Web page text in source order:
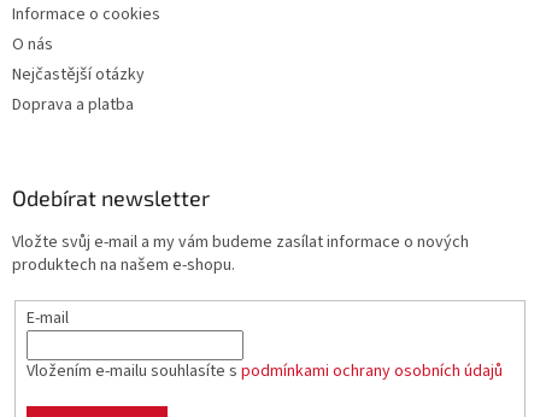
Informace o cookies
O nás
Nejčastější otázky
Doprava a platba
Odebírat newsletter
Vložte svůj e-mail a my vám budeme zasílat informace o nových
produktech na našem e-shopu.
E-mail
Vložením e-mailu souhlasíte s podmínkami ochrany osobních údajů